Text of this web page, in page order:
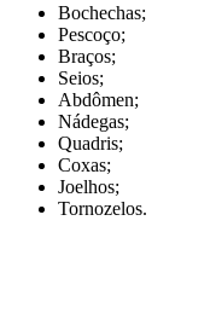
Bochechas;
Pescoço;
Braços;
Seios;
Abdômen;
Nádegas;
Quadris;
Coxas;
Joelhos;
Tornozelos.